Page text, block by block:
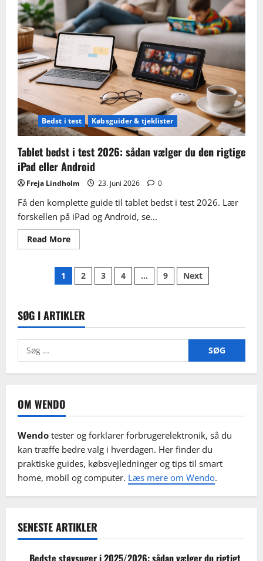
vælger
du
mellem
Kindle,
Kobo
skærmstørrelse
Bedst i test Købsguider & tjeklister
Tablet bedst i test 2026: sådan vælger du den rigtige
iPad eller Android
Freja Lindholm 23. juni 2026 0
Få den komplette guide til tablet bedst i test 2026. Lær
forskellen på iPad og Android, se...
Read MoreRead
more
bedst
test
vælger
du
den
rigtige
Android
Indlægsinddeling
1 2 3 4 … 9 Next
SØG I ARTIKLER
Søg
efter:
OM WENDO
Wendo tester og forklarer forbrugerelektronik, så du
kan træffe bedre valg i hverdagen. Her finder du
praktiske guides, købsvejledninger og tips til smart
home, mobil og computer. Læs mere om Wendo.
SENESTE ARTIKLER
Bedste støvsuger i 2025/2026: sådan vælger du rigtigt